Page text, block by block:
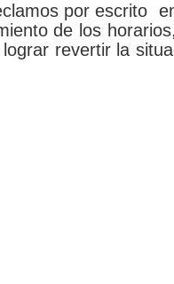
por escrito
de los
revertir la